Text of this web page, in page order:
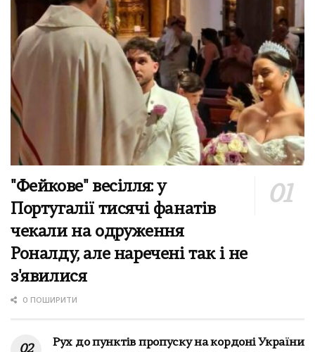
"Фейкове" весілля: у
Португалії тисячі фанатів
чекали на одруження
Роналду, але наречені так і не
з'явилися
0 ПОШИРИТИ
Рух до пунктів пропуску на кордоні України